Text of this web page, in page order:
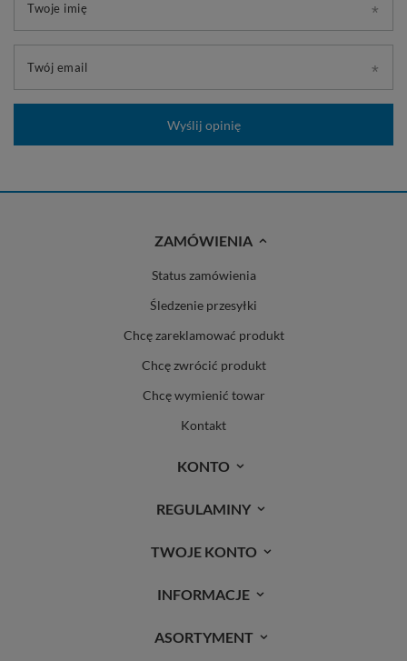
Twoje imię
Twój email
Wyślij opinię
ZAMÓWIENIA
Status zamówienia
Śledzenie przesyłki
Chcę zareklamować produkt
Chcę zwrócić produkt
Chcę wymienić towar
Kontakt
KONTO
REGULAMINY
TWOJE KONTO
INFORMACJE
ASORTYMENT